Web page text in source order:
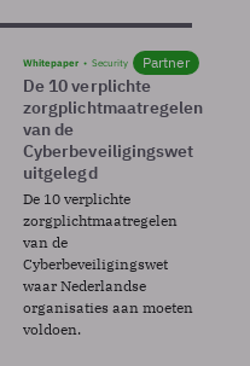
Whitepaper Security Partner
De 10 verplichte
zorgplichtmaatregelen
van de
Cyberbeveiligingswet
uitgelegd
De 10 verplichte
zorgplichtmaatregelen
van de
Cyberbeveiligingswet
waar Nederlandse
organisaties aan moeten
voldoen.